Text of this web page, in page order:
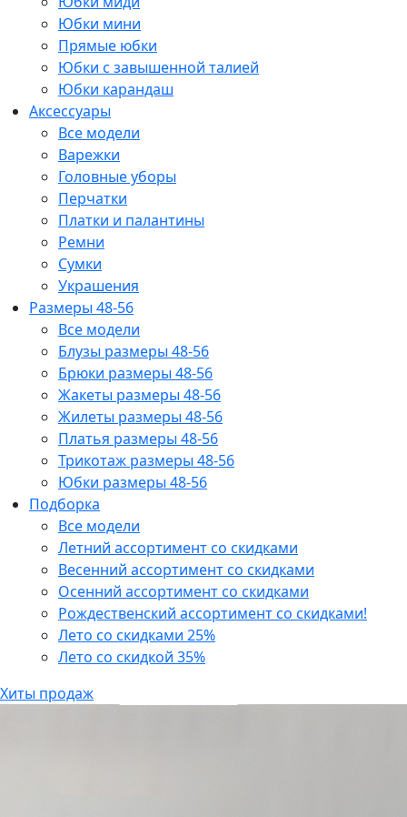
Юбки мини
Прямые юбки
Юбки с завышенной талией
Юбки карандаш
Аксессуары
Все модели
Варежки
Головные уборы
Перчатки
Платки и палантины
Ремни
Сумки
Украшения
Размеры 48-56
Все модели
Блузы размеры 48-56
Брюки размеры 48-56
Жакеты размеры 48-56
Жилеты размеры 48-56
Платья размеры 48-56
Трикотаж размеры 48-56
Юбки размеры 48-56
Подборка
Все модели
Летний ассортимент со скидками
Весенний ассортимент со скидками
Осенний ассортимент со скидками
Рождественский ассортимент со скидками!
Лето со скидками 25%
Лето со скидкой 35%
Хиты продаж